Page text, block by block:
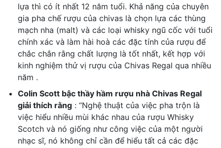
lựa thì có ít nhất 12 năm tuổi. Khả năng của chuyên
gia pha chế rượu của chivas là chọn lựa các thùng
mạch nha (malt) và các loại whisky ngũ cốc với tuổi
chính xác và làm hài hoà các đặc tính của rượu để
chắc chắn rằng chất lượng là tốt nhất, kết hợp với
kinh nghiệm thử vị rượu của Chivas Regal qua nhiều
năm .
Colin Scott bậc thầy hầm rượu nhà Chivas Regal
giải thích rằng: “Nghệ thuật của việc pha trộn là
việc hiểu nhiều mùi khác nhau của rượu Whisky
Scotch và nó giống như công việc của một người
nhạc sĩ, nó không chỉ cần để hiểu tất cả các đặc